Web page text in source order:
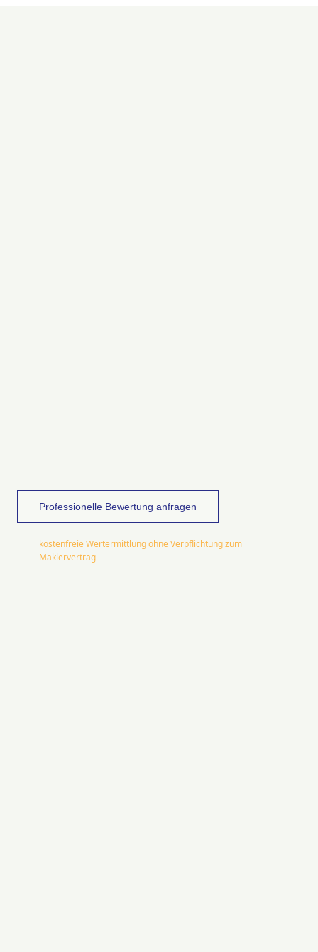
Professionelle Bewertung anfragen
kostenfreie Wertermittlung ohne Verpflichtung zum
Maklervertrag